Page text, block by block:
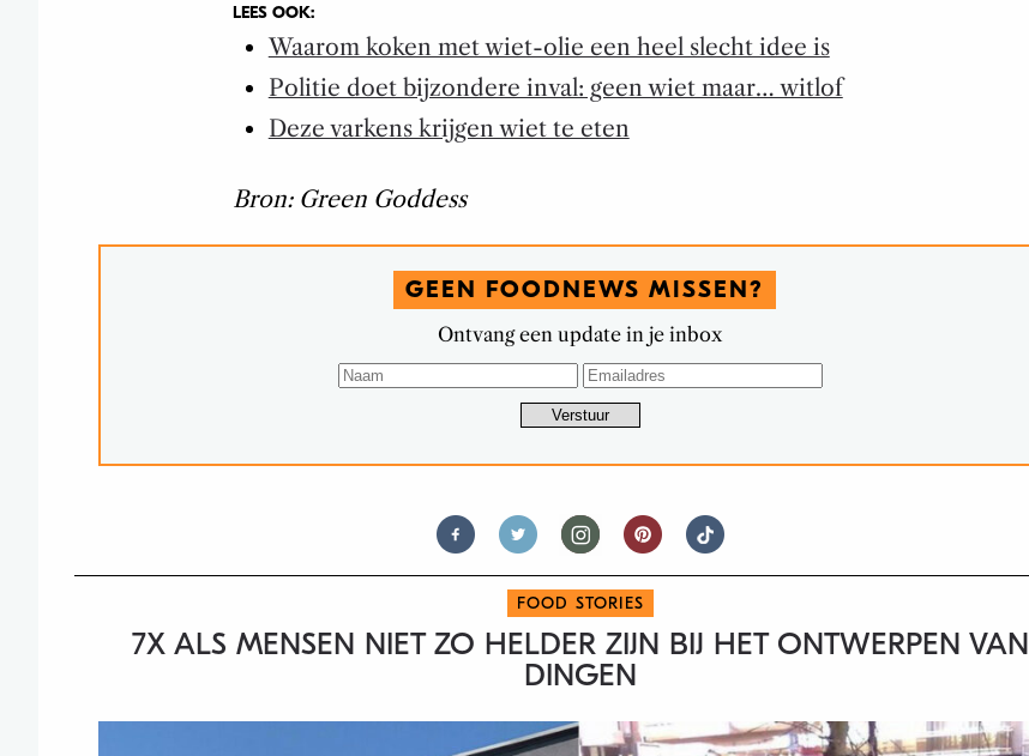
LEES OOK:
Waarom koken met wiet-olie een heel slecht idee is
Politie doet bijzondere inval: geen wiet maar… witlof
Deze varkens krijgen wiet te eten
Bron: Green Goddess
GEEN FOODNEWS MISSEN?
Ontvang een update in je inbox
FOOD STORIES
7X ALS MENSEN NIET ZO HELDER ZIJN BIJ HET ONTWERPEN VAN
DINGEN